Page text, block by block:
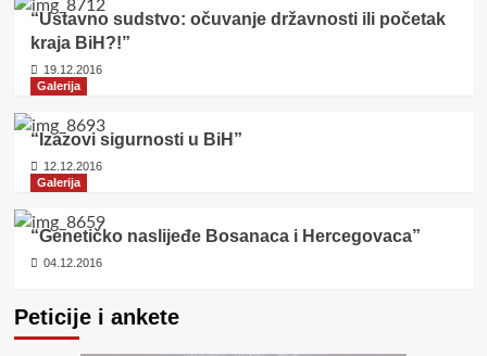
“Ustavno sudstvo: očuvanje državnosti ili početak
kraja BiH?!”
19.12.2016
Galerija
“Izazovi sigurnosti u BiH”
12.12.2016
Galerija
“Genetičko naslijeđe Bosanaca i Hercegovaca”
04.12.2016
Peticije i ankete